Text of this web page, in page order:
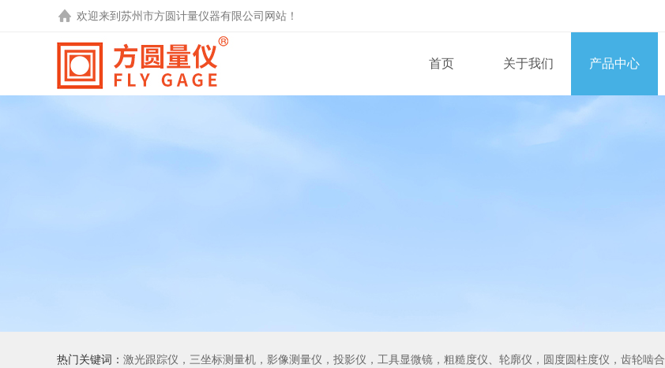
欢迎来到 苏州市方圆计量仪器有限公司 网站！
首页 关于我们 产品中心
热门关键词： 激光跟踪仪，三坐标测量机，影像测量仪，投影仪，工具显微镜，粗糙度仪、轮廓仪，圆度圆柱度仪，齿轮啮合仪，齿轮检测中心，测高仪，测长仪，激光测径仪，气动量仪，通用量具，硬度计，光谱分析仪，万能试验机，金相设备，内窥镜，无损检测，环境试验，表面涂装检测等精密仪器